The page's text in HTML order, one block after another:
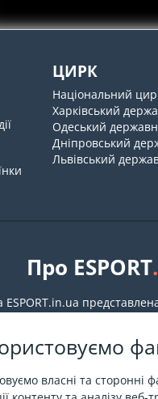
власні та сторонні
ЦИРК
Національний
Харківський
Одеський
Дніпровський
Львівський
Про ESPORT
ESPORT.in.ua